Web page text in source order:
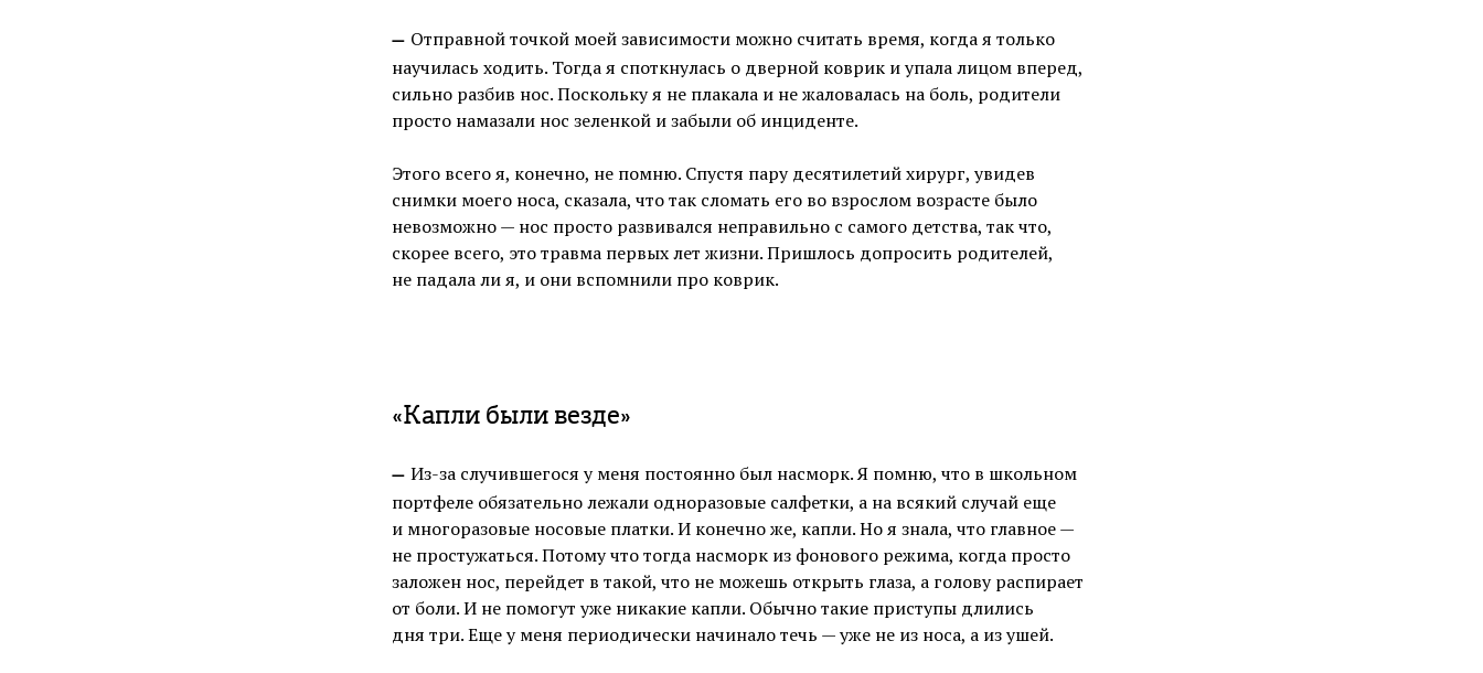
— Отправной точкой моей зависимости можно считать время, когда я только
научилась ходить. Тогда я споткнулась о дверной коврик и упала лицом вперед,
сильно разбив нос. Поскольку я не плакала и не жаловалась на боль, родители
просто намазали нос зеленкой и забыли об инциденте.
Этого всего я, конечно, не помню. Спустя пару десятилетий хирург, увидев
снимки моего носа, сказала, что так сломать его во взрослом возрасте было
невозможно — нос просто развивался неправильно с самого детства, так что,
скорее всего, это травма первых лет жизни. Пришлось допросить родителей,
не падала ли я, и они вспомнили про коврик.
«Капли были везде»
—Из-за случившегося у меня постоянно был насморк. Я помню, что в школьном
портфеле обязательно лежали одноразовые салфетки, а на всякий случай еще
и многоразовые носовые платки. И конечно же, капли. Но я знала, что главное —
не простужаться. Потому что тогда насморк из фонового режима, когда просто
заложен нос, перейдет в такой, что не можешь открыть глаза, а голову распирает
от боли. И не помогут уже никакие капли. Обычно такие приступы длились
дня три. Еще у меня периодически начинало течь — уже не из носа, а из ушей.